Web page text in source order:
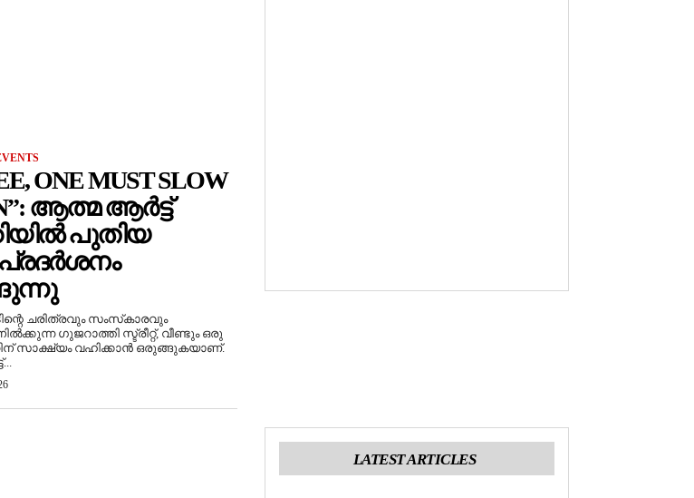
ONE MUST SLOW
ആത്മ ആർട്ട്
പുതിയ
ചരിത്രവും സംസ്‌കാരവും
ഗുജറാത്തി സ്ട്രീറ്റ്, വീണ്ടും ഒരു
സാക്ഷ്യം വഹിക്കാൻ ഒരുങ്ങുകയാണ്.
LATEST ARTICLES